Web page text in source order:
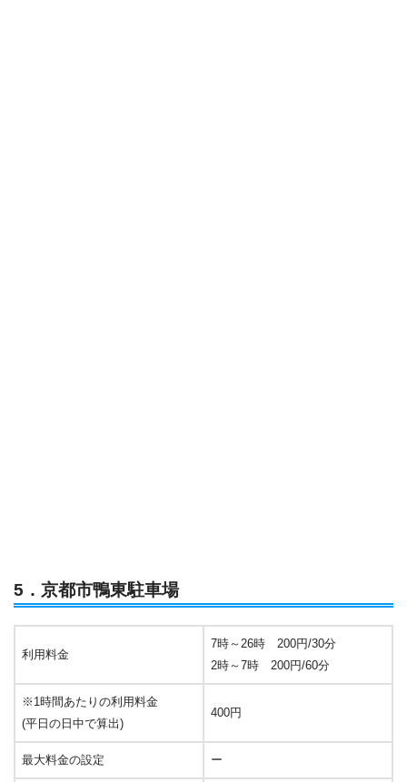
5．京都市鴨東駐車場
利用料金
7時～26時 200円/30分
2時～7時 200円/60分
※1時間あたりの利用料金
(平日の日中で算出)
400円
最大料金の設定 ー